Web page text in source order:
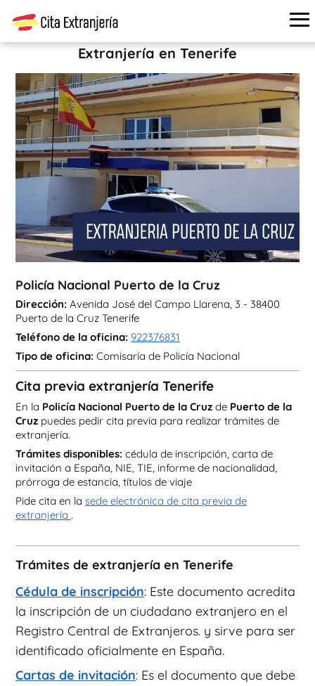
Cita extranjería › Oficinas de extranjería
Policía
Nacional Puerto de la Cruz
Extranjería en Tenerife
Policía Nacional Puerto de la Cruz
Dirección: Avenida José del Campo Llarena, 3 - 38400
Puerto de la Cruz Tenerife
Teléfono de la oficina: 922376831
Tipo de oficina: Comisaría de Policía Nacional
Cita previa extranjería Tenerife
En la Policía Nacional Puerto de la Cruz de Puerto de la
Cruz puedes pedir cita previa para realizar trámites de
extranjería.
Trámites disponibles: cédula de inscripción, carta de
invitación a España, NIE, TIE, informe de nacionalidad,
prórroga de estancia, títulos de viaje
Pide cita en la sede electrónica de cita previa de
extranjería .
Trámites de extranjería en Tenerife
Cédula de inscripción: Este documento acredita
la inscripción de un ciudadano extranjero en el
Registro Central de Extranjeros. y sirve para ser
identificado oficialmente en España.
Cartas de invitación: Es el documento que debe